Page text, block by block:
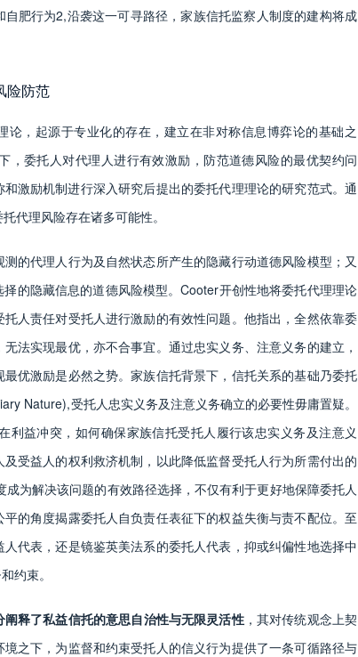
肥行为2,沿袭这一可寻路径，家族信托监察人制度的建构将成
险防范
，起源于专业化的存在，建立在非对称信息博弈论的基础之
，委托人对代理人进行有效激励，防范道德风险的最优契约问
激励机制进行深入研究后提出的委托代理理论的研究范式。通
理风险存在诸多可能性。
的代理人行为及自然状态所产生的隐藏行动道德风险模型；又
的隐藏信息的道德风险模型。Cooter开创性地将委托代理理论
人责任对受托人进行激励的有效性问题。他指出，全然依靠委
法实现最优，亦不合事宜。通过忠实义务、注意义务的建立，
优激励是必然之势。家族信托背景下，信托关系的基础乃委托
Nature),受托人忠实义务及注意义务确立的必要性毋庸置疑。
益冲突，如何确保家族信托受托人履行该忠实义务及注意义
受益人的权利救济机制，以此降低监督受托人行为所需付出的
为解决该问题的有效路径选择，不仅有利于更好地保障委托人
的角度揭露委托人自负责任表征下的权益失衡与责不配位。至
代表，还是镜鉴英美法系的委托人代表，抑或纠偏性地选择中
约束。
释了私益信托的意思自治性与无限灵活性，其对传统观念上契
之下，为监督和约束受托人的信义行为提供了一条可循路径与